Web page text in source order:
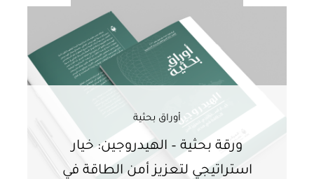
أوراق بحثية
ورقة بحثية – الهيدروجين: خيار
استراتيجي لتعزيز أمن الطاقة في